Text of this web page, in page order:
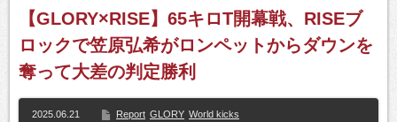
【GLORY×RISE】65キロT開幕戦、RISEブ
ロックで笠原弘希がロンペットからダウンを
奪って大差の判定勝利
2025.06.21 Report GLORY World kicks